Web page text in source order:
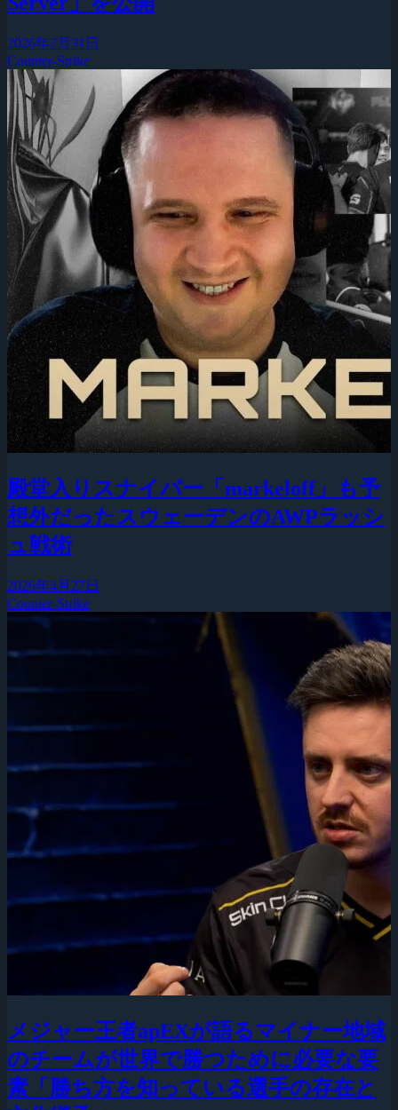
2026年7月31日
Counter-Strike
殿堂入りスナイパー「markeloff」も予
想外だったスウェーデンのAWPラッシ
ュ戦術
2026年4月27日
Counter-Strike
メジャー王者apEXが語るマイナー地域
のチームが世界で勝つために必要な要
素「勝ち方を知っている選手の存在と